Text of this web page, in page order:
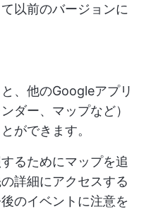
以前のバージョンに
、他のGoogleアプリ
ダー、マップなど）
ができます。
るためにマップを追
詳細にアクセスする
のイベントに注意を